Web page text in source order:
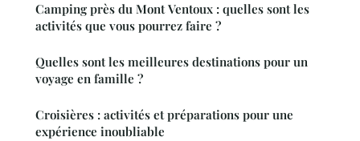
Camping près du Mont Ventoux : quelles sont les
activités que vous pourrez faire ?
Quelles sont les meilleures destinations pour un
voyage en famille ?
Croisières : activités et préparations pour une
expérience inoubliable